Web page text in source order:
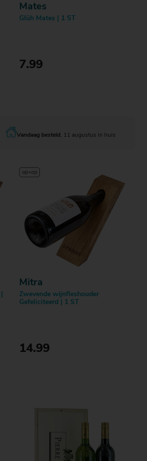
Mates
Glüh Mates | 1 ST
7.99
Vandaag besteld , 11 augustus in huis
Mitra
Zwevende wijnfleshouder
Gefeliciteerd | 1 ST
14.99